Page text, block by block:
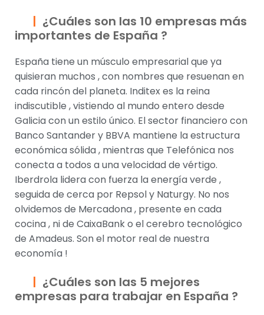
¿Cuáles son las 10 empresas más
importantes de España ?
España tiene un músculo empresarial que ya
quisieran muchos , con nombres que resuenan en
cada rincón del planeta. Inditex es la reina
indiscutible , vistiendo al mundo entero desde
Galicia con un estilo único. El sector financiero con
Banco Santander y BBVA mantiene la estructura
económica sólida , mientras que Telefónica nos
conecta a todos a una velocidad de vértigo.
Iberdrola lidera con fuerza la energía verde ,
seguida de cerca por Repsol y Naturgy. No nos
olvidemos de Mercadona , presente en cada
cocina , ni de CaixaBank o el cerebro tecnológico
de Amadeus. Son el motor real de nuestra
economía !
¿Cuáles son las 5 mejores
empresas para trabajar en España ?